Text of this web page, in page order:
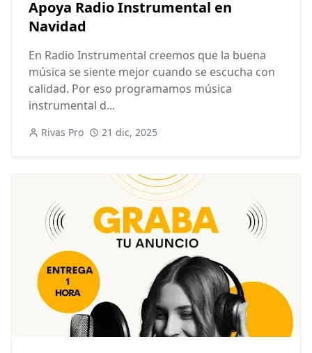
Apoya Radio Instrumental en
Navidad
En Radio Instrumental creemos que la buena
música se siente mejor cuando se escucha con
calidad. Por eso programamos música
instrumental d...
Rivas Pro 21 dic, 2025